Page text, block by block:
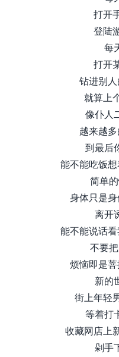
打开
登陆
每
打开
钻进别
就算上
像仆⼈
越来越
到最后
能不能吃饭
简单
身体只是
离开
能不能说话
不要
烦恼即是
新的
街上年轻
等着打
收藏⽹店上
剁⼿